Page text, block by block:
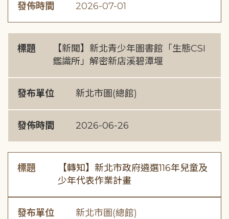
發佈時間 2026-07-01
標題
【新聞】新北青少年圖書館「生態CSI
鑑識所」解密新店溪碧潭堰
發布單位 新北市圖(總館)
發佈時間 2026-06-26
標題
【轉知】新北市政府遴選116年兒童及
少年代表作業計畫
發布單位 新北市圖(總館)